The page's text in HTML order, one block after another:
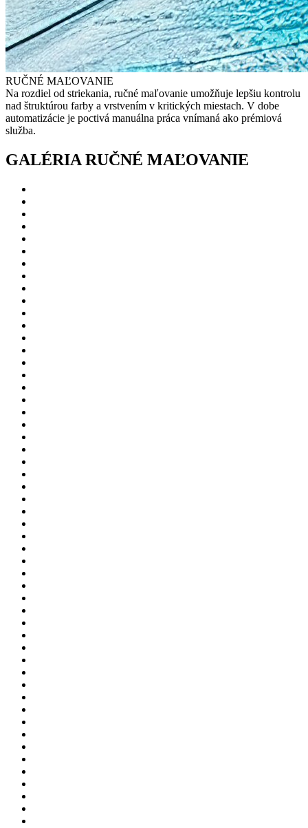
RUČNÉ MAĽOVANIE
Na rozdiel od striekania, ručné maľovanie umožňuje lepšiu kontrolu
nad štruktúrou farby a vrstvením v kritických miestach. V dobe
automatizácie je poctivá manuálna práca vnímaná ako prémiová
služba.
GALÉRIA RUČNÉ MAĽOVANIE